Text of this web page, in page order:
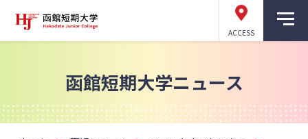
ACCESS
函館短期大学ニュース